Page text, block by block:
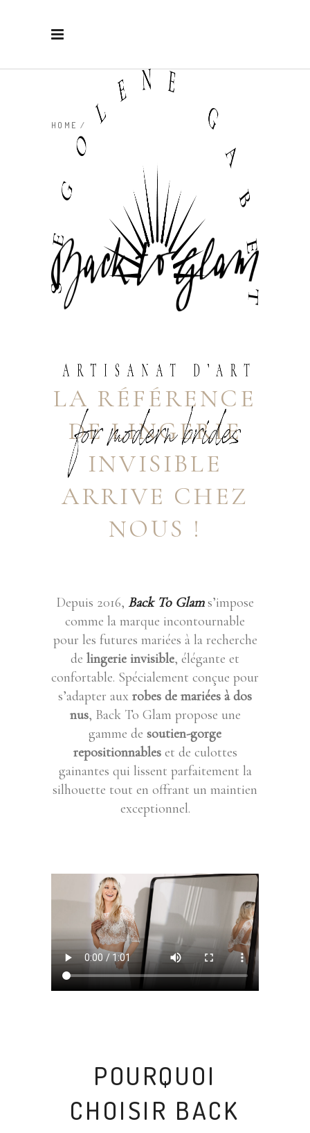
HOME /
LA RÉFÉRENCE
DE LINGERIE
INVISIBLE
ARRIVE CHEZ
NOUS !
Depuis 2016, Back To Glams’impose
comme la marque incontournable
pour les futures mariées à la recherche
de lingerie invisible, élégante et
confortable. Spécialement conçue pour
s’adapter aux robes de mariées à dos
nus, Back To Glam propose une
gamme de soutien-gorge
repositionnableset de culottes
gainantes qui lissent parfaitement la
silhouette tout en offrant un maintien
exceptionnel.
POURQUOI
CHOISIR BACK